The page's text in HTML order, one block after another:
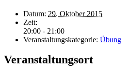
Datum: 29. Oktober 2015
Zeit:
20:00 - 21:00
Veranstaltungskategorie: Übung
Veranstaltungsort